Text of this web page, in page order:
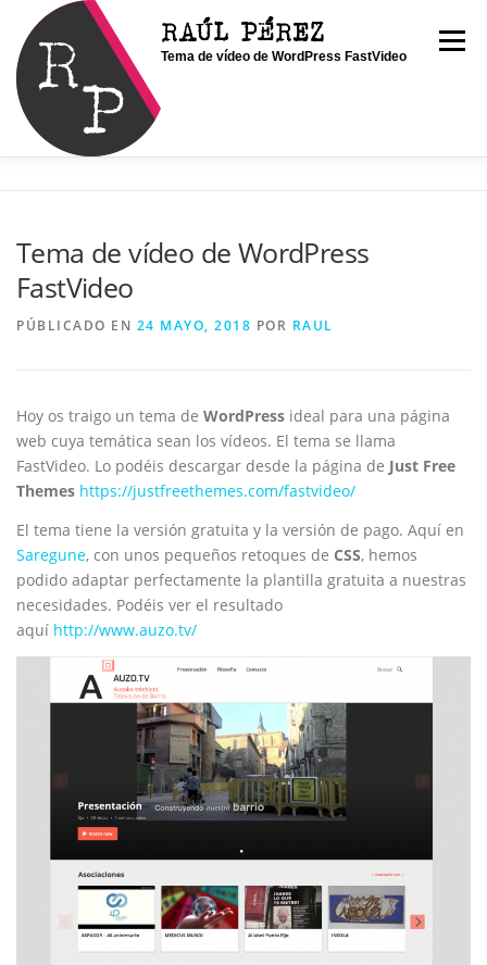
contenido
RAÚL PÉREZ
Tema de vídeo de WordPress FastVideo
Menú
PORTFOLIO
Tema de vídeo de WordPress
FastVideo
PÚBLICADO EN 24 MAYO, 2018 POR RAUL
Hoy os traigo un tema de WordPress ideal para una página
web cuya temática sean los vídeos. El tema se llama
FastVideo. Lo podéis descargar desde la página de Just Free
Themes https://justfreethemes.com/fastvideo/
El tema tiene la versión gratuita y la versión de pago. Aquí en
Saregune, con unos pequeños retoques de CSS, hemos
podido adaptar perfectamente la plantilla gratuita a nuestras
necesidades. Podéis ver el resultado
aquí http://www.auzo.tv/